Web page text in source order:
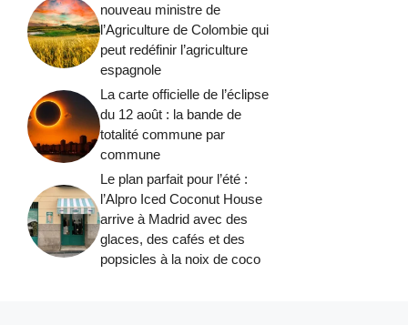
nouveau ministre de
l’Agriculture de Colombie qui
peut redéfinir l’agriculture
espagnole
La carte officielle de l’éclipse
du 12 août : la bande de
totalité commune par
commune
Le plan parfait pour l’été :
l’Alpro Iced Coconut House
arrive à Madrid avec des
glaces, des cafés et des
popsicles à la noix de coco